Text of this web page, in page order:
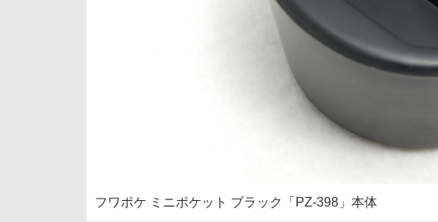
フワポケ ミニポケット ブラック「PZ-398」本体